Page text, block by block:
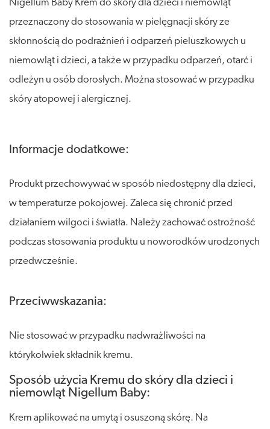
Nigellum Baby Krem do skóry dla dzieci i niemowląt
przeznaczony do stosowania w pielęgnacji skóry ze
skłonnością do podrażnień i odparzeń pieluszkowych u
niemowląt i dzieci, a także w przypadku odparzeń, otarć i
odleżyn u osób dorosłych. Można stosować w przypadku
skóry atopowej i alergicznej.
Informacje dodatkowe:
Produkt przechowywać w sposób niedostępny dla dzieci,
w temperaturze pokojowej. Zaleca się chronić przed
działaniem wilgoci i światła. Należy zachować ostrożność
podczas stosowania produktu u noworodków urodzonych
przedwcześnie.
Przeciwwskazania:
Nie stosować w przypadku nadwrażliwości na
którykolwiek składnik kremu.
Sposób użycia Kremu do skóry dla dzieci i
niemowląt Nigellum Baby:
Krem aplikować na umytą i osuszoną skórę. Na